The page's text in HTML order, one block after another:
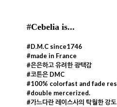
#Cebelia is...
#D.M.C since1746
#made in France
#은은하고 유려한 광택감
#코튼은 DMC
#100% colorfast and fade
#double mercerized.
#가느다란 레이스사의 탁월한 강도